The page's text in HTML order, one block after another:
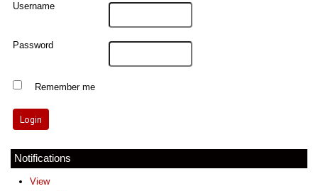
Username
Password
Remember me
Notifications
View